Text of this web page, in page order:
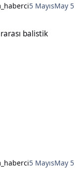
5 MayısMay 5
balistik
5 MayısMay 5